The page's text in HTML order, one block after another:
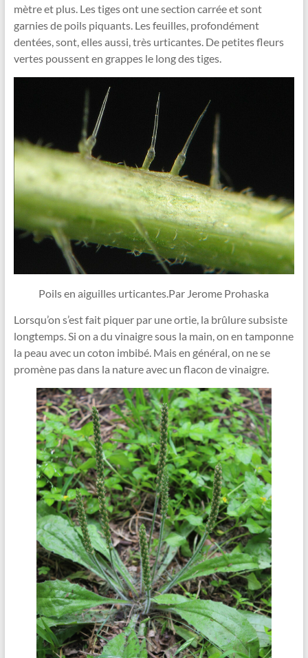
mètre et plus. Les tiges ont une section carrée et sont
garnies de poils piquants. Les feuilles, profondément
dentées, sont, elles aussi, très urticantes. De petites fleurs
vertes poussent en grappes le long des tiges.
Poils en aiguilles urticantes.Par Jerome Prohaska
Lorsqu’on s’est fait piquer par une ortie, la brûlure subsiste
longtemps. Si on a du vinaigre sous la main, on en tamponne
la peau avec un coton imbibé. Mais en général, on ne se
promène pas dans la nature avec un flacon de vinaigre.